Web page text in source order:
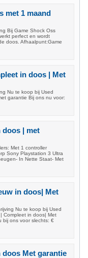
met 1 maand
Bij Game Shock Oss
perfect en wordt
doos. Afhaalpunt:Game
in doos | Met
Nu te koop bij Used
garantie Bij ons nu voor:
doos | met
Met 1 controller
Sony Playstation 3 Ultra
In Nette Staat- Met
in doos| Met
Nu te koop bij Used
Compleet in doos| Met
bij ons voor slechts: €
doos Met garantie